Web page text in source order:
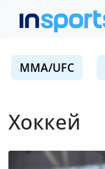
MMA/UFC
Хоккей